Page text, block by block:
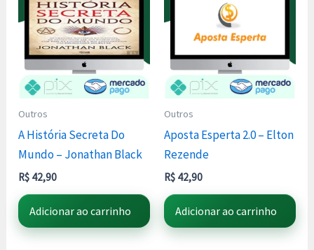
Outros
A História Secreta Do
Mundo – Jonathan Black
R$ 42,90
Adicionar ao carrinho
Outros
Aposta Esperta 2.0 – Elton
Rezende
R$ 42,90
Adicionar ao carrinho